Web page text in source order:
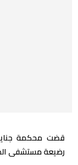
قضت محكمة
رضيعة مستشفى